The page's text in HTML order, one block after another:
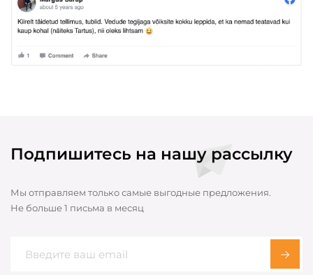
Подпишитесь на нашу рассылку
Мы отправляем только самые выгодные предложения.
Не больше 1 письма в месяц